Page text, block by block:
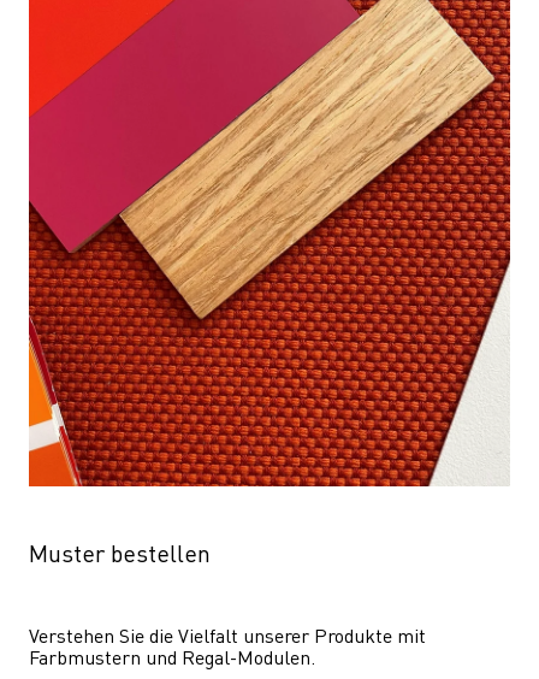
Muster bestellen
Verstehen Sie die Vielfalt unserer Produkte mit
Farbmustern und Regal-Modulen.